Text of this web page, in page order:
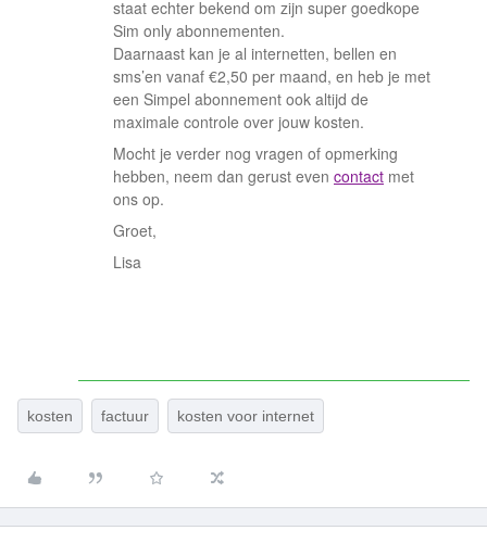
staat echter bekend om zijn super goedkope
Sim only abonnementen.
Daarnaast kan je al internetten, bellen en
sms’en vanaf €2,50 per maand, en heb je met
een Simpel abonnement ook altijd de
maximale controle over jouw kosten.
Mocht je verder nog vragen of opmerking
hebben, neem dan gerust even contact met
ons op.
Groet,
Lisa
kosten factuur kosten voor internet